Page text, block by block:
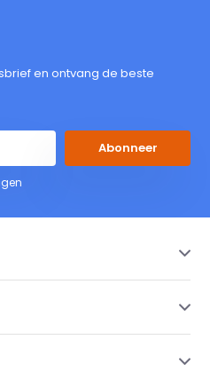
en ontvang de beste
Abonneer